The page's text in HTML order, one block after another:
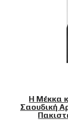
Η Μέκκα
Σαουδική